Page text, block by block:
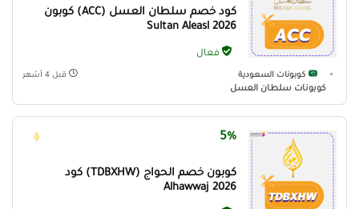
كود خصم سلطان العسل (ACC) كوبون
Sultan Aleasl 2026
فعال
كوبونات السعودية
كوبونات سلطان العسل
قبل 4 أشهر
5%
كوبون خصم الحواج (TDBXHW) كود
Alhawwaj 2026